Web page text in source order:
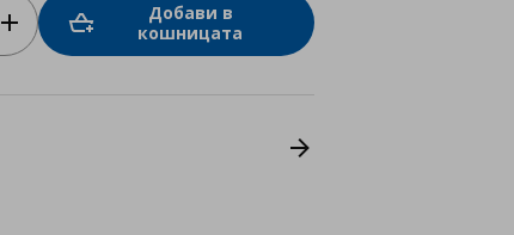
Добави в
кошницата